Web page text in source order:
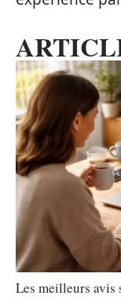
Les meilleurs